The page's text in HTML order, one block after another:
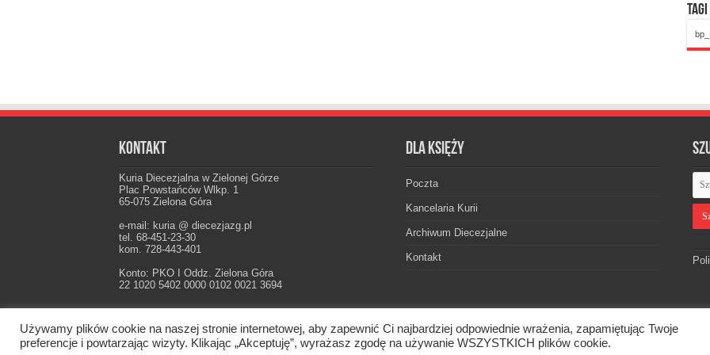
Tagi
Kontakt
Kuria Diecezjalna w Zielonej Górze
Plac Powstańców Wlkp. 1
65-075 Zielona Góra
e-mail: kuria @ diecezjazg.pl
tel. 68-451-23-30
kom. 728-443-401
Konto: PKO I Oddz. Zielona Góra
22 1020 5402 0000 0102 0021 3694
Dla księży
Poczta
Kancelaria Kurii
Archiwum Diecezjalne
Kontakt
Oficjalna strona Diecezji Zielonogórsko-Gorzowskiej. © 2026. Wszelkie prawa zastrzeżone.
Używamy plików cookie na naszej stronie internetowej, aby zapewnić Ci najbardziej odpowiednie wrażenia, zapamiętując Twoje
preferencje i powtarzając wizyty. Klikając „Akceptuję”, wyrażasz zgodę na używanie WSZYSTKICH plików cookie.